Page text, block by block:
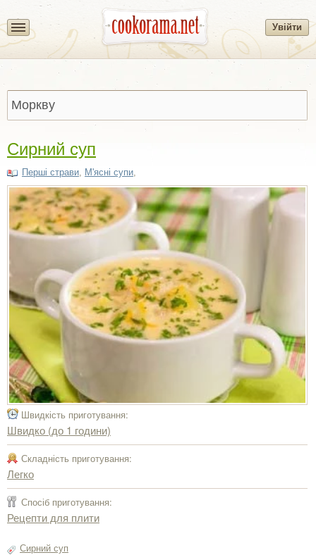
Увійти
Сирний суп
Перші страви, М'ясні супи,
Швидкість приготування:
Швидко (до 1 години)
Складність приготування:
Легко
Спосіб приготування:
Рецепти для плити
Сирний суп